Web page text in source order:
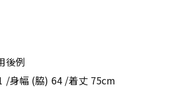
後例
身幅 (脇) 64 /着丈 75cm